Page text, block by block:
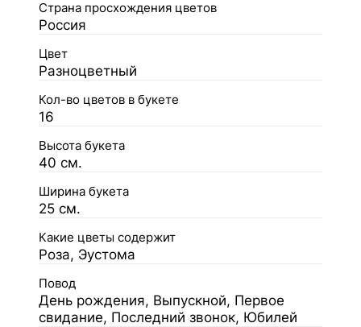
Страна просхождения цветов
Россия
Цвет
Разноцветный
Кол-во цветов в букете
16
Высота букета
40 см.
Ширина букета
25 см.
Какие цветы содержит
Роза, Эустома
Повод
День рождения, Выпускной, Первое
свидание, Последний звонок, Юбилей